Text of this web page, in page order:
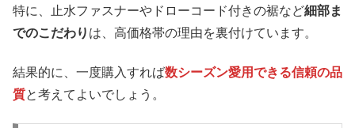
特に、止水ファスナーやドローコード付きの裾など細部ま
でのこだわり は、高価格帯の理由を裏付けています。
結果的に、一度購入すれば数シーズン愛用できる信頼の品
質と考えてよいでしょう。